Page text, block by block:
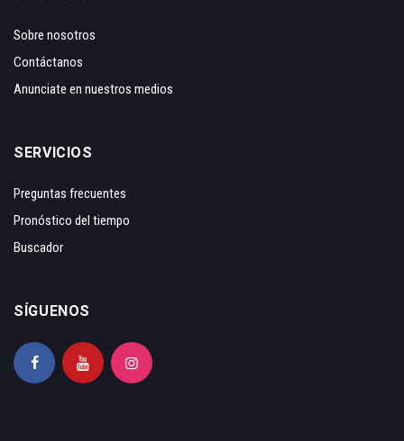
Sobre nosotros
Contáctanos
Anunciate en nuestros medios
SERVICIOS
Preguntas frecuentes
Pronóstico del tiempo
Buscador
SÍGUENOS